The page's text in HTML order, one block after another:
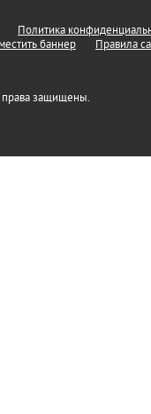
Политика
баннер Правила
защищены.